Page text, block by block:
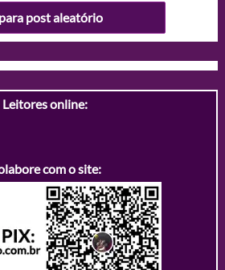
post aleatório
Leitores online:
com o site: